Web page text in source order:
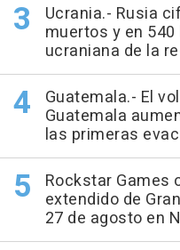
Ucrania.- Rusia
muertos y en
ucraniana de la
Guatemala.- El
Guatemala
las primeras
Rockstar Games
extendido de
27 de agosto en